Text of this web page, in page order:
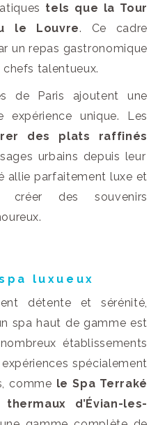
tels que la Tour
le Louvre. Ce cadre
un repas gastronomique
talentueux.
de Paris ajoutent une
unique. Les
des plats raffinés
urbains depuis leur
allie parfaitement luxe et
des souvenirs
luxueux
détente et sérénité,
spa haut de gamme est
établissements
spécialement
comme le Spa Terraké
d’Évian-les-